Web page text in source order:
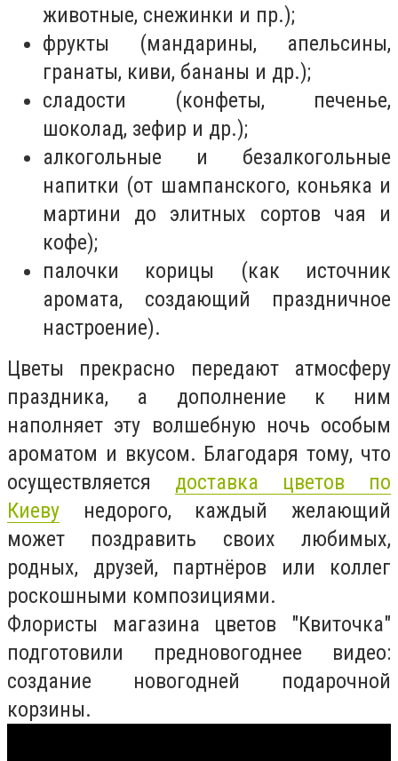
животные, снежинки и пр.);
фрукты (мандарины, апельсины,
гранаты, киви, бананы и др.);
сладости (конфеты, печенье,
шоколад, зефир и др.);
алкогольные и безалкогольные
напитки (от шампанского, коньяка и
мартини до элитных сортов чая и
кофе);
палочки корицы (как источник
аромата, создающий праздничное
настроение).
Цветы прекрасно передают атмосферу
праздника, а дополнение к ним
наполняет эту волшебную ночь особым
ароматом и вкусом. Благодаря тому, что
осуществляется доставка цветов по
Киеву недорого, каждый желающий
может поздравить своих любимых,
родных, друзей, партнёров или коллег
роскошными композициями.
Флористы магазина цветов "Квиточка"
подготовили предновогоднее видео:
создание новогодней подарочной
корзины.